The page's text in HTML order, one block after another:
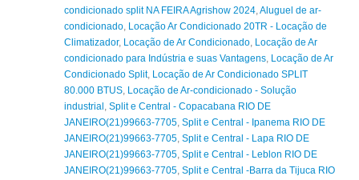
condicionado split NA FEIRA Agrishow 2024 Aluguel de ar-
condicionado Locação Ar Condicionado 20TR - Locação de
Climatizador, Locação de Ar Condicionado Locação de Ar
condicionado para Indústria e suas Vantagens Locação de Ar
Condicionado Split, Locação de Ar Condicionado SPLIT
80.000 BTUS Locação de Ar-condicionado - Solução
industrial Split e Central - Copacabana RIO DE
JANEIRO(21)99663-7705 Split e Central - Ipanema RIO DE
JANEIRO(21)99663-7705 Split e Central - Lapa RIO DE
JANEIRO(21)99663-7705 Split e Central - Leblon RIO DE
JANEIRO(21)99663-7705 Split e Central -Barra da Tijuca RIO